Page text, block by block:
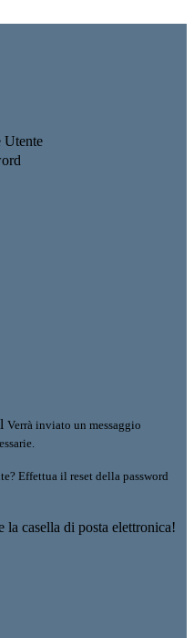
Utente
Verrà inviato un messaggio
Effettua il reset della password
casella di posta elettronica!